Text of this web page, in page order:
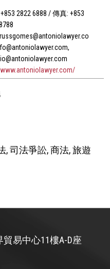
2822 6888 / 傳真: +853
, 司法爭訟, 商法, 旅遊
易中心11樓A-D座